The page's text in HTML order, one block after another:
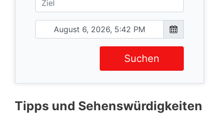
Suchen
Tipps und Sehenswürdigkeiten